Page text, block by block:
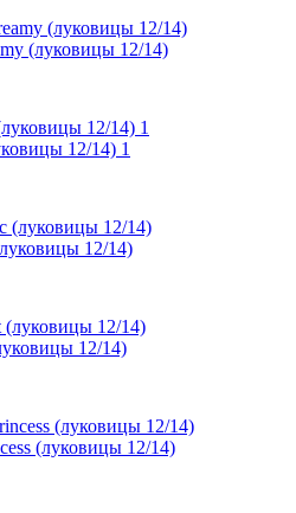
(луковицы 12/14)
12/14) 1
12/14)
12/14)
(луковицы 12/14)